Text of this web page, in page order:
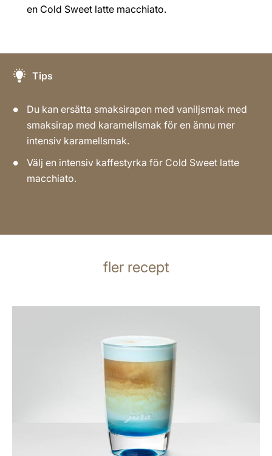
en Cold Sweet latte macchiato.
Tips
Du kan ersätta smaksirapen med vaniljsmak med
smaksirap med karamellsmak för en ännu mer
intensiv karamellsmak.
Välj en intensiv kaffestyrka för Cold Sweet latte
macchiato.
fler recept